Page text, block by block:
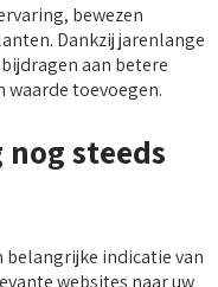
bewezen
Dankzij jarenlange
aan betere
waarde toevoegen.
steeds
belangrijke indicatie van